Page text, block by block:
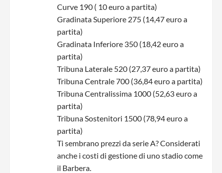
Curve 190 ( 10 euro a partita)
Gradinata Superiore 275 (14,47 euro a
partita)
Gradinata Inferiore 350 (18,42 euro a
partita)
Tribuna Laterale 520 (27,37 euro a partita)
Tribuna Centrale 700 (36,84 euro a partita)
Tribuna Centralissima 1000 (52,63 euro a
partita)
Tribuna Sostenitori 1500 (78,94 euro a
partita)
Ti sembrano prezzi da serie A? Considerati
anche i costi di gestione di uno stadio come
il Barbera.